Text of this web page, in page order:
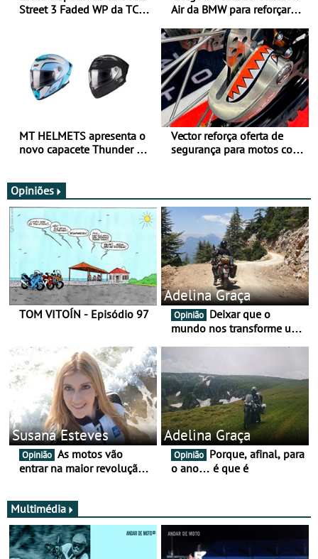
Street 3 Faded WP da TCX
Air da BMW para reforçar
verão
MT HELMETS apresenta o
novo capacete Thunder 4 R
Vector reforça oferta de
segurança para motos com
Opiniões
TOM VITOÍN - Episódio 97
Adelina Graça
Opinião
mundo nos transforme um
Susana Esteves
Opinião
entrar na maior revolução
falar disso
Adelina Graça
Opinião
o ano… é que é
Multimédia